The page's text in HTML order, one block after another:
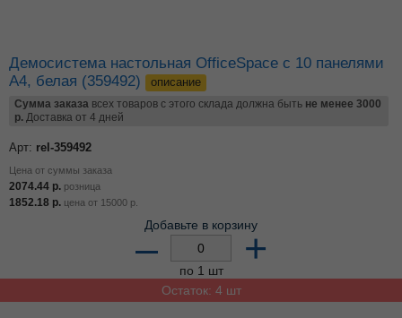
Демосистема настольная OfficeSpace с 10 панелями
А4, белая (359492)
описание
Сумма заказа всех товаров с этого склада должна быть не менее 3000
р. Доставка от 4 дней
Арт: rel-359492
Цена от суммы заказа
2074.44 р. розница
1852.18 р. цена от 15000 р.
Добавьте в корзину
– +
по 1 шт
Остаток: 4 шт